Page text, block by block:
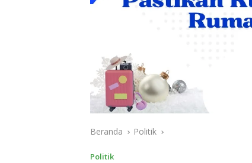
Beranda Politik
Politik